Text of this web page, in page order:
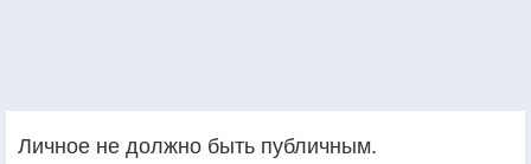
Личное не должно быть публичным.